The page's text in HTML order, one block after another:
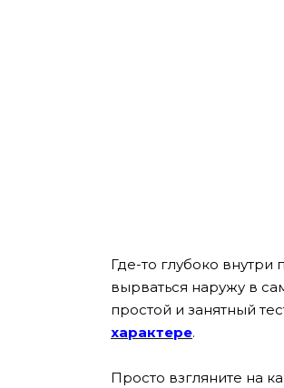
Где-то глубоко
вырваться наружу в
простой и занятный
характере.
Просто взгляните на